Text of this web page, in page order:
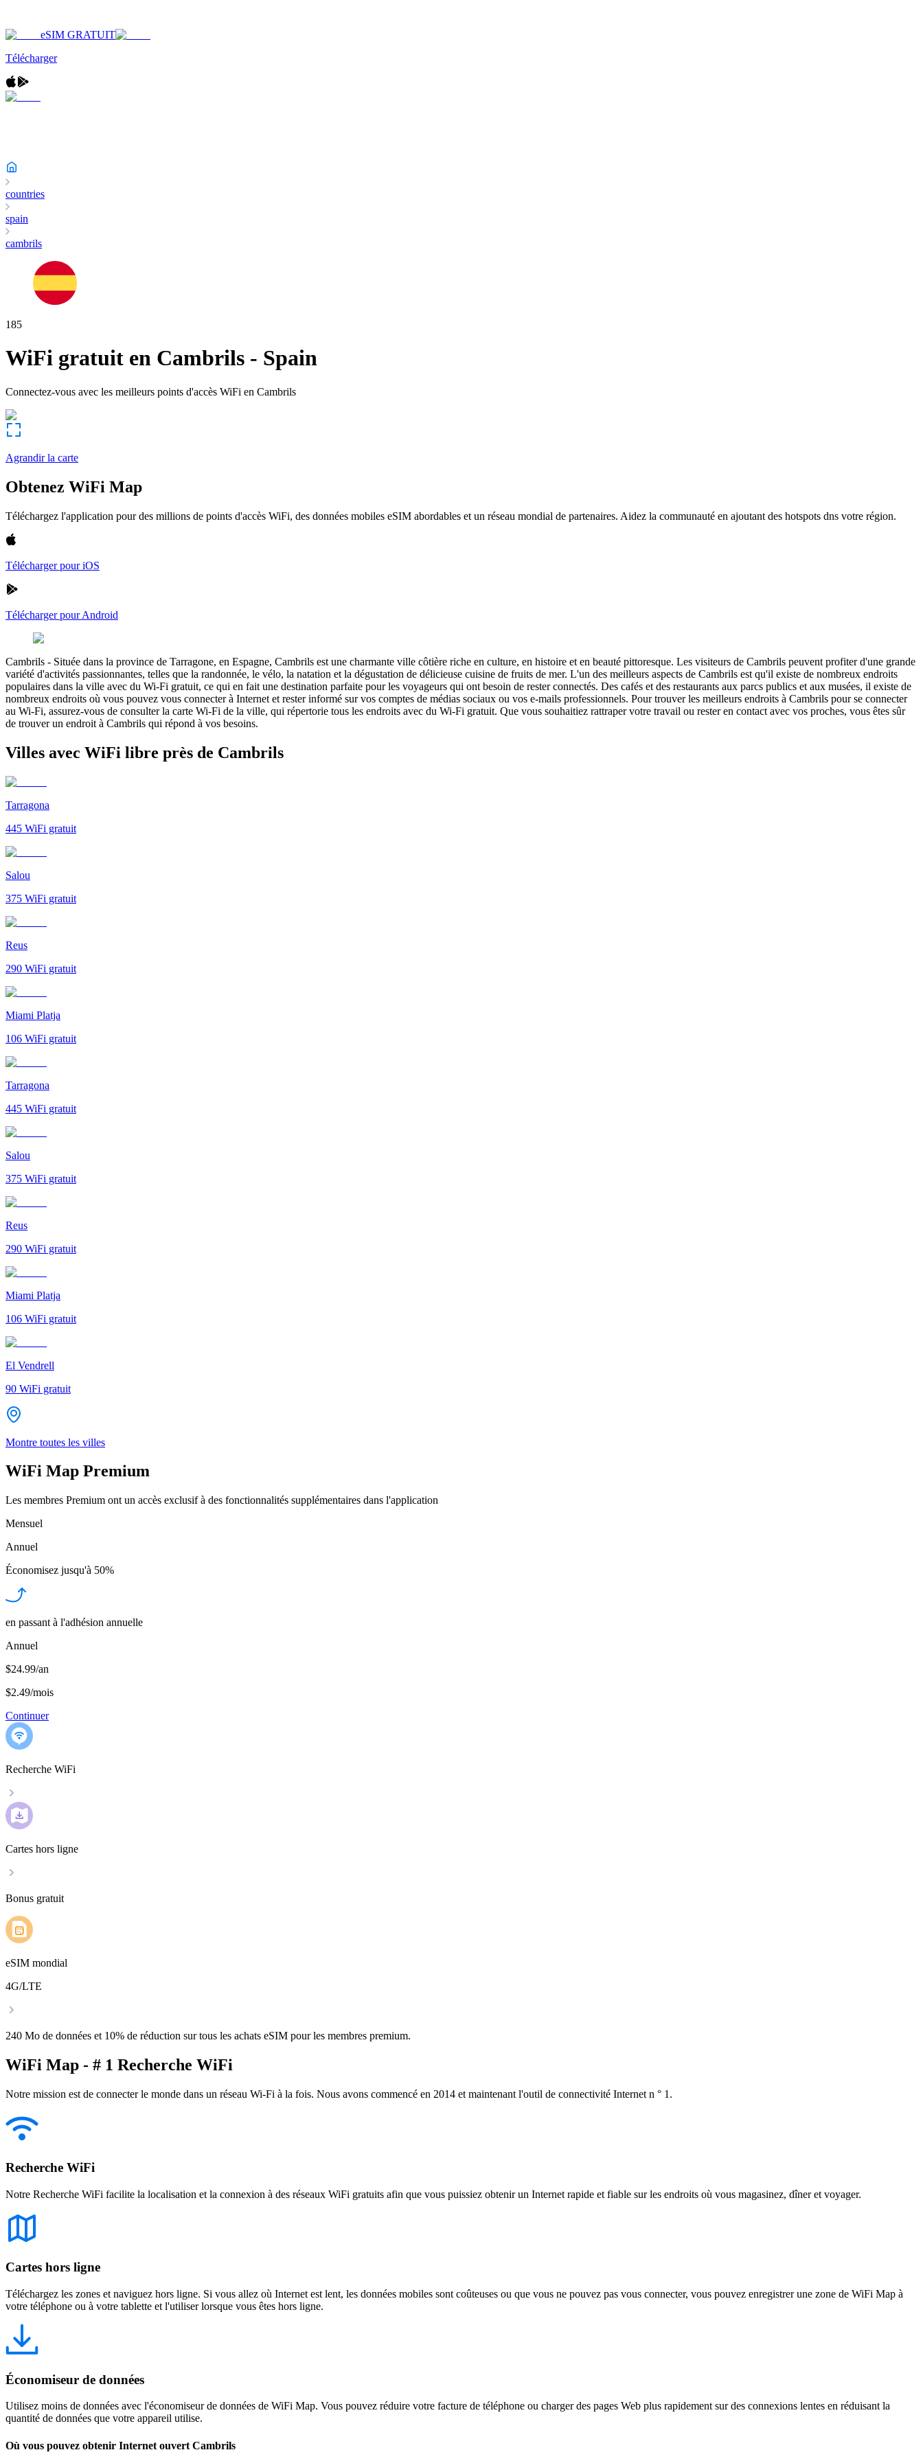
eSIM GRATUIT
Télécharger
countries
spain
cambrils
185
WiFi gratuit en Cambrils - Spain
Connectez-vous avec les meilleurs points d'accès WiFi en Cambrils
Agrandir la carte
Obtenez WiFi Map
Téléchargez l'application pour des millions de points d'accès WiFi, des données mobiles eSIM abordables et un réseau mondial de partenaires. Aidez la communauté en ajoutant des hotspots dns votre région.
Télécharger pour iOS
Télécharger pour Android
Cambrils - Située dans la province de Tarragone, en Espagne, Cambrils est une charmante ville côtière riche en culture, en histoire et en beauté pittoresque. Les visiteurs de Cambrils peuvent profiter d'une grande
variété d'activités passionnantes, telles que la randonnée, le vélo, la natation et la dégustation de délicieuse cuisine de fruits de mer. L'un des meilleurs aspects de Cambrils est qu'il existe de nombreux endroits
populaires dans la ville avec du Wi-Fi gratuit, ce qui en fait une destination parfaite pour les voyageurs qui ont besoin de rester connectés. Des cafés et des restaurants aux parcs publics et aux musées, il existe de
nombreux endroits où vous pouvez vous connecter à Internet et rester informé sur vos comptes de médias sociaux ou vos e-mails professionnels. Pour trouver les meilleurs endroits à Cambrils pour se connecter
au Wi-Fi, assurez-vous de consulter la carte Wi-Fi de la ville, qui répertorie tous les endroits avec du Wi-Fi gratuit. Que vous souhaitiez rattraper votre travail ou rester en contact avec vos proches, vous êtes sûr
de trouver un endroit à Cambrils qui répond à vos besoins.
Villes avec WiFi libre près de Cambrils
Tarragona
445 WiFi gratuit
Salou
375 WiFi gratuit
Reus
290 WiFi gratuit
Miami Platja
106 WiFi gratuit
Tarragona
445 WiFi gratuit
Salou
375 WiFi gratuit
Reus
290 WiFi gratuit
Miami Platja
106 WiFi gratuit
El Vendrell
90 WiFi gratuit
Montre toutes les villes
WiFi Map Premium
Les membres Premium ont un accès exclusif à des fonctionnalités supplémentaires dans l'application
Mensuel
Annuel
Économisez jusqu'à 50%
en passant à l'adhésion annuelle
Annuel
$24.99/an
$2.49/mois
Continuer
Recherche WiFi
Cartes hors ligne
Bonus gratuit
eSIM mondial
4G/LTE
240 Mo de données et 10% de réduction sur tous les achats eSIM pour les membres premium.
WiFi Map - # 1 Recherche WiFi
Notre mission est de connecter le monde dans un réseau Wi-Fi à la fois. Nous avons commencé en 2014 et maintenant l'outil de connectivité Internet n ° 1.
Recherche WiFi
Notre Recherche WiFi facilite la localisation et la connexion à des réseaux WiFi gratuits afin que vous puissiez obtenir un Internet rapide et fiable sur les endroits où vous magasinez, dîner et voyager.
Cartes hors ligne
Téléchargez les zones et naviguez hors ligne. Si vous allez où Internet est lent, les données mobiles sont coûteuses ou que vous ne pouvez pas vous connecter, vous pouvez enregistrer une zone de WiFi Map à
votre téléphone ou à votre tablette et l'utiliser lorsque vous êtes hors ligne.
Économiseur de données
Utilisez moins de données avec l'économiseur de données de WiFi Map. Vous pouvez réduire votre facture de téléphone ou charger des pages Web plus rapidement sur des connexions lentes en réduisant la
quantité de données que votre appareil utilise.
Où vous pouvez obtenir Internet ouvert Cambrils